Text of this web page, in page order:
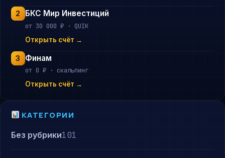
2 БКС Мир Инвестиций
от 30 000 ₽ · QUIK
Открыть счёт →
3 Финам
от 0 ₽ · скальпинг
Открыть счёт →
КАТЕГОРИИ
Без рубрики101